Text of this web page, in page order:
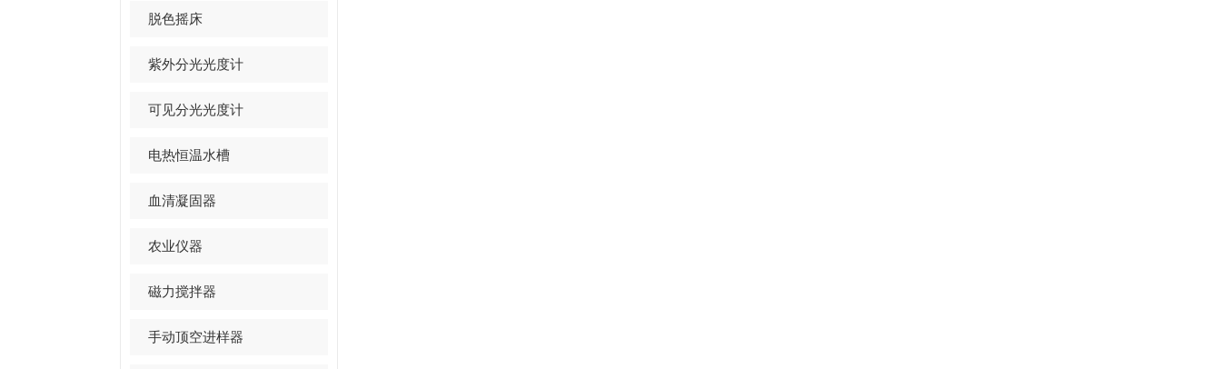
脱色摇床
紫外分光光度计
可见分光光度计
电热恒温水槽
血清凝固器
农业仪器
磁力搅拌器
手动顶空进样器